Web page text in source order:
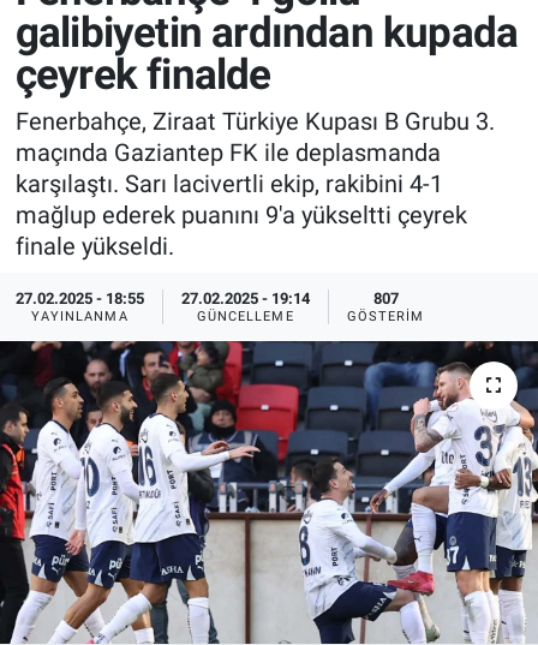
galibiyetin ardından kupada
çeyrek finalde
Fenerbahçe, Ziraat Türkiye Kupası B Grubu 3.
maçında Gaziantep FK ile deplasmanda
karşılaştı. Sarı lacivertli ekip, rakibini 4-1
mağlup ederek puanını 9'a yükseltti çeyrek
finale yükseldi.
27.02.2025 - 18:55
YAYINLANMA
27.02.2025 - 19:14
GÜNCELLEME
807
GÖSTERIM
Bilim ve Teknoloji Evreni
Doğa Konuşuyor
Dünya
Ege Saati
Ege'den Esintiler
Eğitim
Eğlence
Ekonomi
Forum
Gerçeğin İzinde
Gün Başlıyor
Teknoloji
Sağlık
Spor
Yayın Akışı
İletişim
Süper Lig Puan Durumu ve Fikstür
Tüm Manşetler
Son Dakika Haberleri
Haber Arşivi